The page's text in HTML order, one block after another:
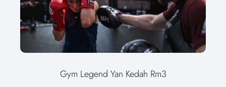
Gym Legend Yan Kedah Rm3